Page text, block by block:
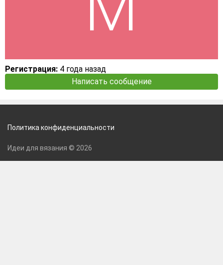
Регистрация: 4 года назад
Написать сообщение
Политика конфиденциальности
Идеи для вязания © 2026